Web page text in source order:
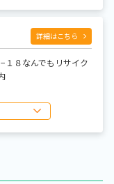
20:00
20:00
詳細はこちら
１８なんでもリサイク
20:00